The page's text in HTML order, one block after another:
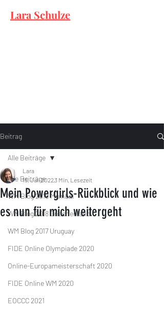
Lara Schulze
Beitrag
Alle Beiträge
WM Blog 2019 Mumbai
WM Blog 2018 Griechenland
WM Blog 2017 Uruguay
FIDE Online Olympiade 2020
Online-Europameisterschaft 2020
FIDE Online WM 2020
EOCCC 2021
Alle Beiträge
Mein Powergirls-Rückblick und wie
es nun für mich weitergeht
Lara
15. Juli 20223 Min. Lesezeit